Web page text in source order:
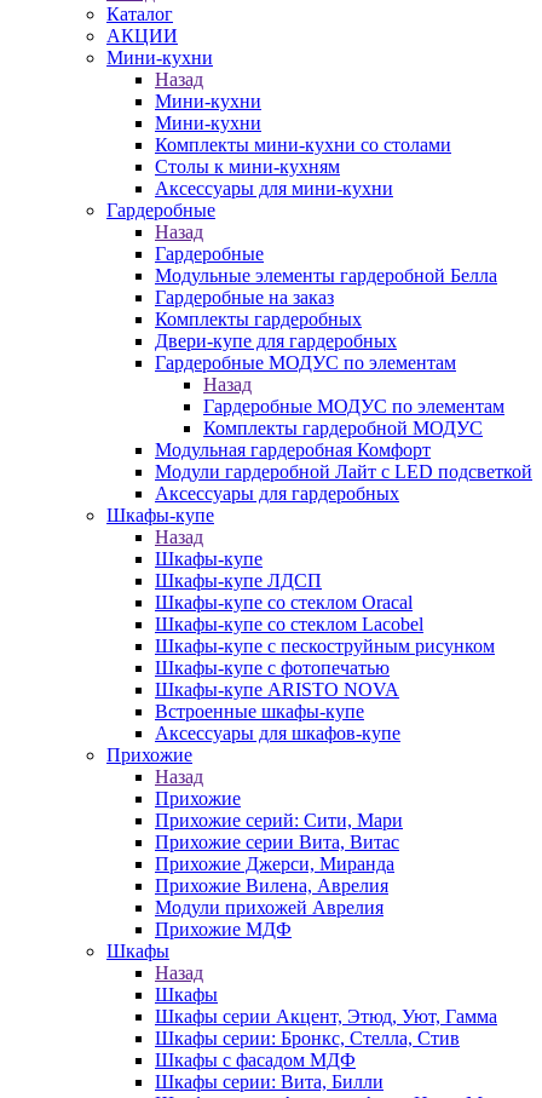
Каталог
АКЦИИ
Мини-кухни
Назад
Мини-кухни
Мини-кухни
Комплекты мини-кухни со столами
Столы к мини-кухням
Аксессуары для мини-кухни
Гардеробные
Назад
Гардеробные
Модульные элементы гардеробной Белла
Гардеробные на заказ
Комплекты гардеробных
Двери-купе для гардеробных
Гардеробные МОДУС по элементам
Назад
Гардеробные МОДУС по элементам
Комплекты гардеробной МОДУС
Модульная гардеробная Комфорт
Модули гардеробной Лайт с LED подсветкой
Аксессуары для гардеробных
Шкафы-купе
Назад
Шкафы-купе
Шкафы-купе ЛДСП
Шкафы-купе со стеклом Oracal
Шкафы-купе со стеклом Lacobel
Шкафы-купе с пескоструйным рисунком
Шкафы-купе с фотопечатью
Шкафы-купе ARISTO NOVA
Встроенные шкафы-купе
Аксессуары для шкафов-купе
Прихожие
Назад
Прихожие
Прихожие серий: Сити, Мари
Прихожие серии Вита, Витас
Прихожие Джерси, Миранда
Прихожие Вилена, Аврелия
Модули прихожей Аврелия
Прихожие МДФ
Шкафы
Назад
Шкафы
Шкафы серии Акцент, Этюд, Уют, Гамма
Шкафы серии: Бронкс, Стелла, Стив
Шкафы с фасадом МДФ
Шкафы серии: Вита, Билли